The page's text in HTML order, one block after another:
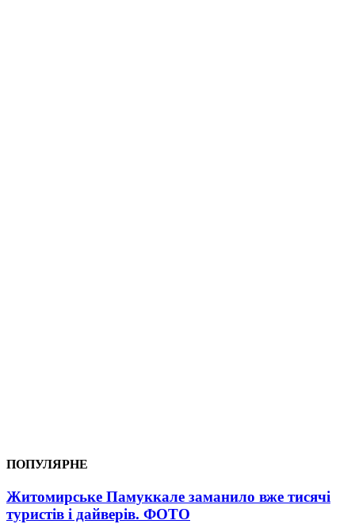
ПОПУЛЯРНЕ
Житомирське Памуккале заманило вже тисячі
туристів і дайверів. ФОТО